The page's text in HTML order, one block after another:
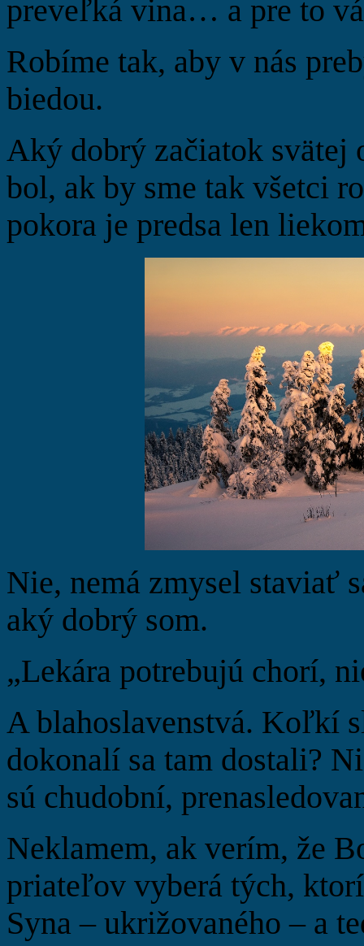
preveľká vina… a pre to
Robíme tak, aby v nás
biedou.
Aký dobrý začiatok svätej
bol, ak by sme tak všetci
pokora je predsa len
Nie, nemá zmysel staviať
aký dobrý som.
„Lekára potrebujú chorí,
A blahoslavenstvá. Koľkí
dokonalí sa tam dostali?
sú chudobní,
Neklamem, ak verím, že
priateľov vyberá tých,
Syna – ukrižovaného – a